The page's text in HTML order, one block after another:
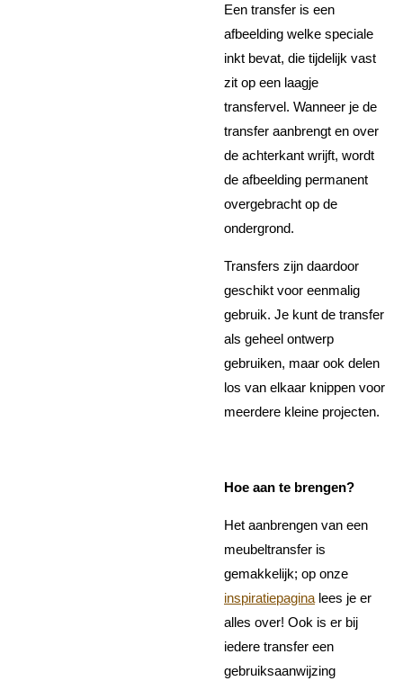
Een transfer is een
afbeelding welke speciale
inkt bevat, die tijdelijk vast
zit op een laagje
transfervel. Wanneer je de
transfer aanbrengt en over
de achterkant wrijft, wordt
de afbeelding permanent
overgebracht op de
ondergrond.
Transfers zijn daardoor
geschikt voor eenmalig
gebruik. Je kunt de transfer
als geheel ontwerp
gebruiken, maar ook delen
los van elkaar knippen voor
meerdere kleine projecten.
Hoe aan te brengen?
Het aanbrengen van een
meubeltransfer is
gemakkelijk; op onze
inspiratiepagina lees je er
alles over! Ook is er bij
iedere transfer een
gebruiksaanwijzing